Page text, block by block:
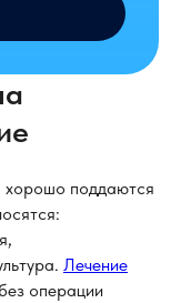
хорошо поддаются
Лечение
операции